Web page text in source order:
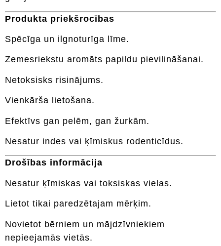
Produkta priekšrocības
Spēcīga un ilgnoturīga līme.
Zemesriekstu aromāts papildu pievilināšanai.
Netoksisks risinājums.
Vienkārša lietošana.
Efektīvs gan pelēm, gan žurkām.
Nesatur indes vai ķīmiskus rodenticīdus.
Drošības informācija
Nesatur ķīmiskas vai toksiskas vielas.
Lietot tikai paredzētajam mērķim.
Novietot bērniem un mājdzīvniekiem
nepieejamās vietās.